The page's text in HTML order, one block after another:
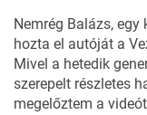
Nemrég Balázs, egy
hozta el autóját a
Mivel a hetedik
szerepelt részletes
megelőztem a